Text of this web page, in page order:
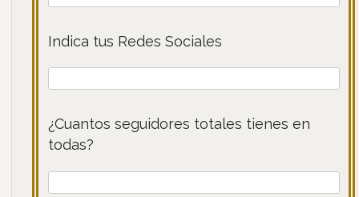
Indica tus Redes Sociales
¿Cuantos seguidores totales tienes en
todas?